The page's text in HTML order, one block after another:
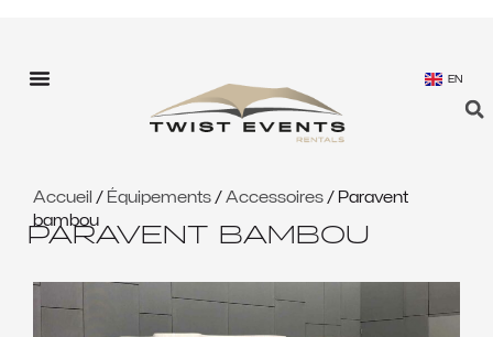
EN
Accueil / Équipements /Accessoires / Paravent
bambou
PARAVENT BAMBOU